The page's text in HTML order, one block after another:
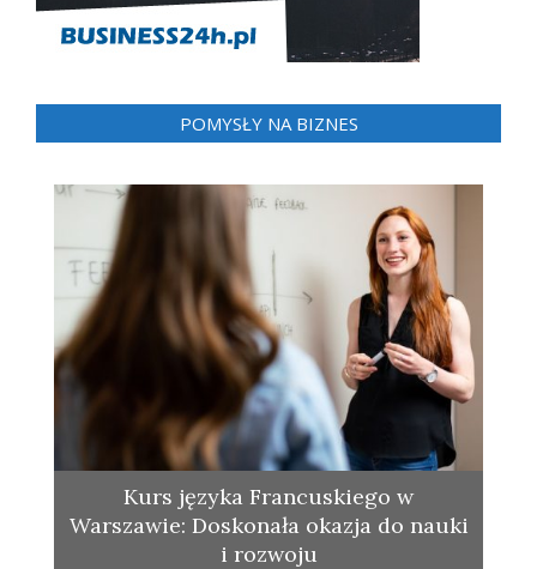
POMYSŁY NA BIZNES
Kurs języka Francuskiego w
Warszawie: Doskonała okazja do nauki
i rozwoju